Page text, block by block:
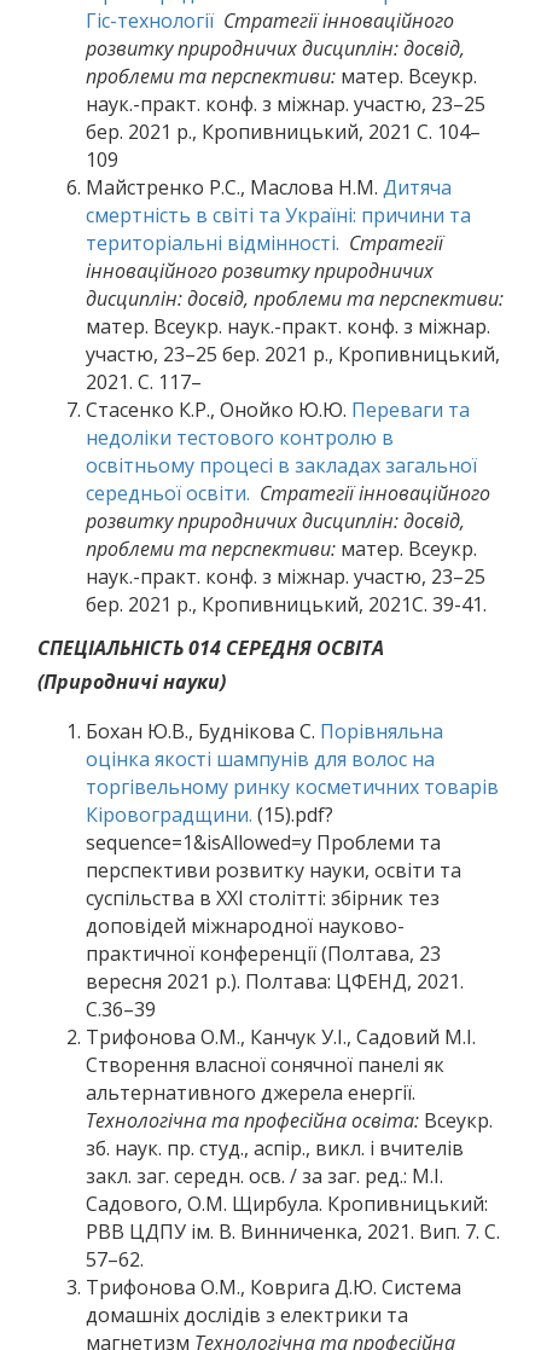
Гіс-технології Стратегії інноваційного
розвитку природничих дисциплін: досвід,
проблеми та перспективи: матер. Всеукр.
наук.-практ. конф. з міжнар. участю, 23–25
бер. 2021 р., Кропивницький, 2021 С. 104–
109
Майстренко Р.С., Маслова Н.М. Дитяча
смертність в світі та Україні: причини та
територіальні відмінності. Стратегії
інноваційного розвитку природничих
дисциплін: досвід, проблеми та перспективи:
матер. Всеукр. наук.-практ. конф. з міжнар.
участю, 23–25 бер. 2021 р., Кропивницький,
2021. С. 117–
Стасенко К.Р., Онойко Ю.Ю. Переваги та
недоліки тестового контролю в
освітньому процесі в закладах загальної
середньої освіти. Стратегії інноваційного
розвитку природничих дисциплін: досвід,
проблеми та перспективи: матер. Всеукр.
наук.-практ. конф. з міжнар. участю, 23–25
бер. 2021 р., Кропивницький, 2021С. 39-41.
СПЕЦІАЛЬНІСТЬ 014 СЕРЕДНЯ ОСВІТА
(Природничі науки)
Бохан Ю.В., Буднікова С. Порівняльна
оцінка якості шампунів для волос на
торгівельному ринку косметичних товарів
Кіровоградщини. (15).pdf?
sequence=1&isAllowed=y Проблеми та
перспективи розвитку науки, освіти та
суспільства в ХХІ столітті: збірник тез
доповідей міжнародної науково-
практичної конференції (Полтава, 23
вересня 2021 р.). Полтава: ЦФЕНД, 2021.
С.36–39
Трифонова О.М., Канчук У.І., Садовий М.І.
Створення власної сонячної панелі як
альтернативного джерела енергії.
Технологічна та професійна освіта: Всеукр.
зб. наук. пр. студ., аспір., викл. і вчителів
закл. заг. середн. осв. / за заг. ред.: М.І.
Садового, О.М. Щирбула. Кропивницький:
РВВ ЦДПУ ім. В. Винниченка, 2021. Вип. 7. С.
57–62.
Трифонова О.М., Коврига Д.Ю. Система
домашніх дослідів з електрики та
магнетизм Технологічна та професійна